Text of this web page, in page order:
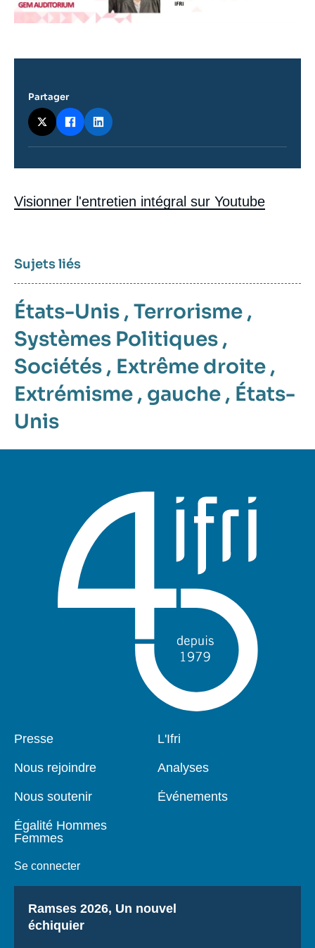
Contenu
intervention
Visionner l'entretien intégral sur Youtube
Partager
Sujets liés
États-Unis , Terrorisme ,
Systèmes Politiques ,
Sociétés , Extrême droite ,
Extrémisme , gauche , États-
Unis
Pied
Presse
Nous rejoindre
Nous soutenir
Égalité Hommes
Femmes
Se connecter
Navigation
L'Ifri
Analyses
Événements
Titre
Ramses 2026, Un nouvel
échiquier